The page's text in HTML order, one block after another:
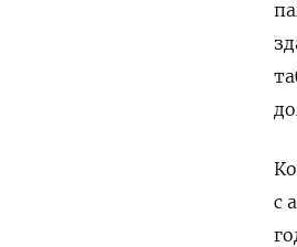
К
с